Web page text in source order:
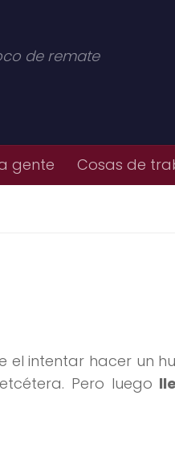
de remate
gente Cosas de
el intentar hacer un
Pero luego